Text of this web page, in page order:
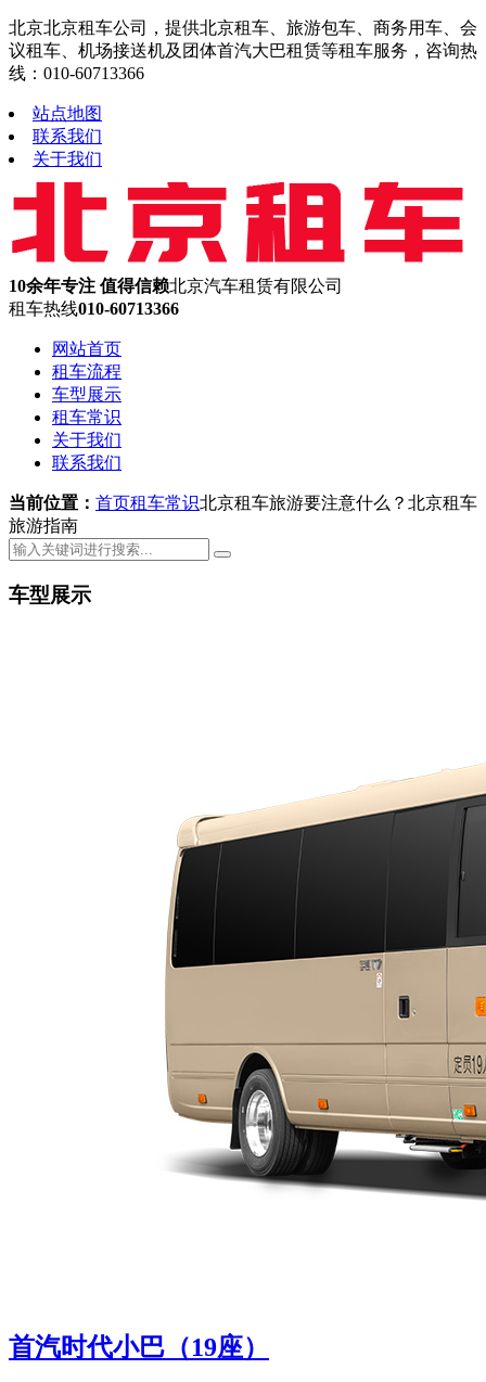
北京北京租车公司，提供北京租车、旅游包车、商务用车、会
议租车、机场接送机及团体首汽大巴租赁等租车服务，咨询热
线：010-60713366
站点地图
联系我们
关于我们
10余年专注 值得信赖北京汽车租赁有限公司
租车热线010-60713366
网站首页
租车流程
车型展示
租车常识
关于我们
联系我们
当前位置： 首页租车常识北京租车旅游要注意什么？北京租车
旅游指南
车型展示
首汽时代小巴（19座）